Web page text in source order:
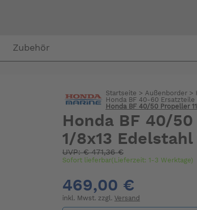
Zubehör
Startseite > Außenborder>
Honda BF 40-60 Ersatzteile
Honda BF 40/50 Propeller
Honda BF 40/50
1/8x13 Edelstahl
UVP:€471,36 €
Sofort lieferbar(Lieferzeit: 1-3 Werktage)
469,00 €
inkl. Mwst. zzgl.Versand